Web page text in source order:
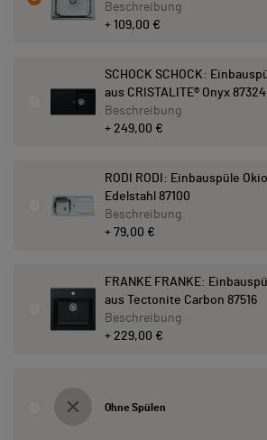
+ 109,00 €
Beschreibung
SCHOCK SCHOCK:
aus CRISTALITE® Onyx 87324
+ 249,00 €
Beschreibung
RODI RODI: Einbauspüle
Edelstahl 87100
+ 79,00 €
Beschreibung
FRANKE FRANKE:
aus Tectonite Carbon 87516
+ 229,00 €
Beschreibung
Ohne Spülen